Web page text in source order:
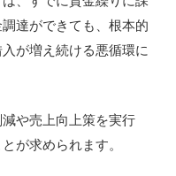
達ができても、根本的
が増え続ける悪循環に
や売上向上策を実行
が求められます。